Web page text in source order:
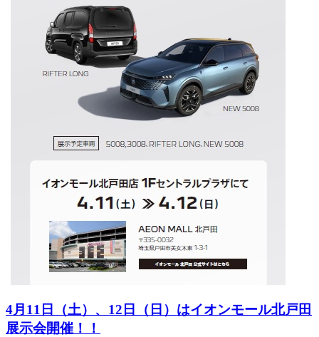
4月11日（土）、12日（日）はイオンモール北戸田
展示会開催！！